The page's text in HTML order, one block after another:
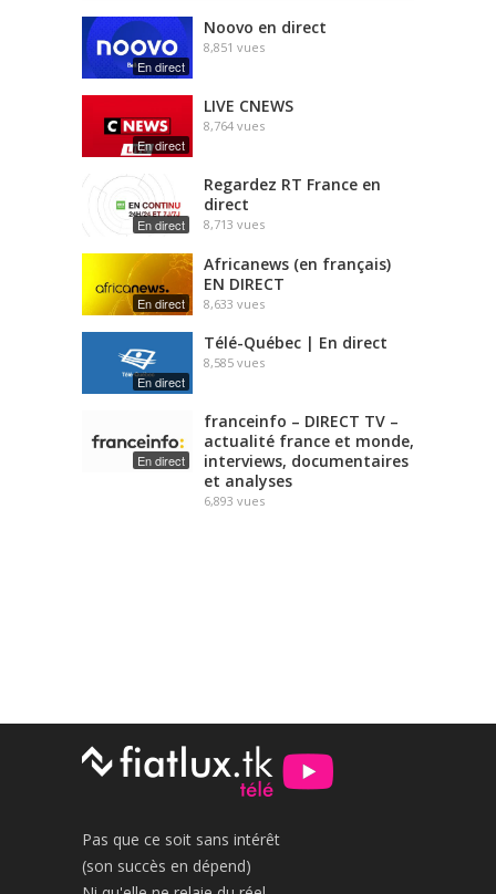
En direct
Noovo en direct
8,851 vues
En direct
LIVE CNEWS
8,764 vues
En direct
Regardez RT France en
direct
8,713 vues
En direct
Africanews (en français)
EN DIRECT
8,633 vues
En direct
Télé-Québec | En direct
8,585 vues
En direct
franceinfo – DIRECT TV –
actualité france et monde,
interviews, documentaires
et analyses
6,893 vues
Pas que ce soit sans intérêt
(son succès en dépend)